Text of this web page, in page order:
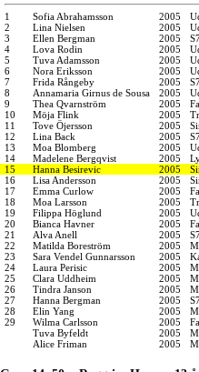
1 Sofia Abrahamsson 2005
2
Lina Nielsen 2005
3
Ellen Bergman 2005
4
Lova Rodin 2005
5
Tuva Adamsson 2005
6
Nora Eriksson 2005
7
Frida Rångeby 2005
8
Annamaria Girnus de Sousa 2005
9
Thea Qvarnström 2005
10
Möja Flink 2005
11
Tove Öjersson 2005
12
Lina Back 2005
13
Moa Blomberg 2005
14
Madelene Bergqvist 2005
15
Hanna Besirevic 2005
16
Lisa Andersson 2005
17
Emma Curlow 2005
18
Moa Larsson 2005
19
Filippa Höglund 2005
20
Bianca Havner 2005
21
Alva Anell 2005
22
Matilda Boreström 2005
23
Sara Vendel Gunnarsson 2005
24
Laura Perisic 2005
25
Clara Uddheim 2005
26
Tindra Janson 2005
27
Hanna Bergman 2005
28
Elin Yang 2005
29
Wilma Carlsson 2005
Tuva Byfeldt
2005
Alice Friman
2005